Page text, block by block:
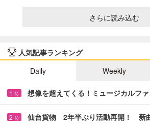
さらに読み込む
人気記事ランキング
Daily
Weekly
1 位 想像を超えてくる！ミュージカルフ
2 位 仙台貨物 2年半ぶり活動再開！ 新